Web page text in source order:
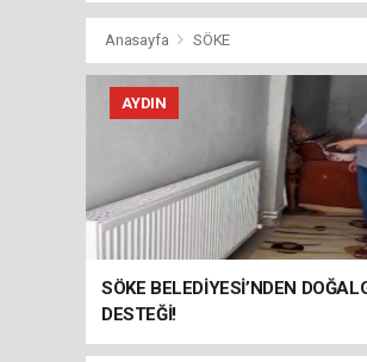
Anasayfa SÖKE
AYDIN
SÖKE BELEDİYESİ’NDEN
DESTEĞİ!